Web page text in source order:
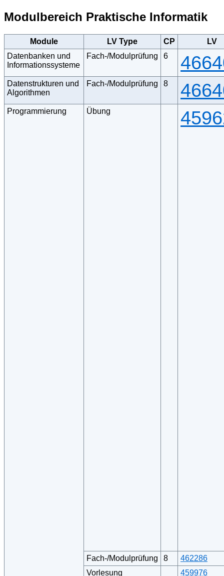
Modulbereich Praktische Informatik
Module LV Type CP
LV
Datenbanken und
Informationssysteme
Fach-/Modulprüfung 6
Datenstrukturen und
Algorithmen
Fach-/Modulprüfung 8
Programmierung Übung
Fach-/Modulprüfung 8
462286
Vorlesung
459976